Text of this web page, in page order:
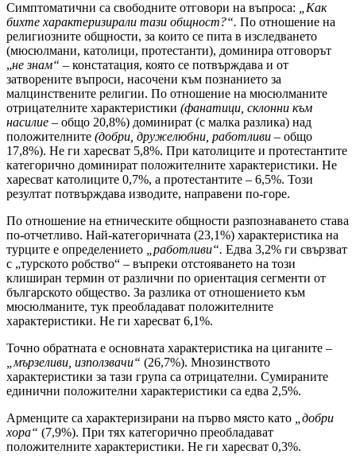
Симптоматични са свободните отговори на въпроса:
„Как
бихте характеризирали тази общност?“. По отношение на
религиозните общности, за които се пита в изследването
(мюсюлмани, католици, протестанти), доминира отговорът
„не знам“ – констатация, която се потвърждава и от
затворените въпроси, насочени към познанието за
малцинствените религии. По отношение на мюсюлманите
отрицателните характеристики (фанатици, склонни към
насилие – общо 20,8%) доминират (с малка разлика) над
положителните (добри, дружелюбни, работливи – общо
17,8%). Не ги харесват 5,8%. При католиците и протестантите
категорично доминират положителните характеристики. Не
харесват католиците 0,7%, а протестантите – 6,5%. Този
резултат потвърждава изводите, направени по-горе.
По отношение на етническите общности разпознаването става
по-отчетливо. Най-категоричната (23,1%) характеристика на
турците е определението
„работливи“. Едва 3,2% ги свързват
с „турското робство“ – въпреки отстояването на този
клиширан термин от различни по ориентация сегменти от
българското общество. За разлика от отношението към
мюсюлманите, тук преобладават положителните
характеристики. Не ги харесват 6,1%.
Точно обратната е основната характеристика на циганите –
„мързеливи, използвачи“ (26,7%). Мнозинството
характеристики за тази група са отрицателни. Сумираните
единични положителни характеристики са едва 2,5%.
Арменците са характеризирани на първо място като
„добри
хора“ (7,9%). При тях категорично преобладават
положителните характеристики. Не ги харесват 0,3%.